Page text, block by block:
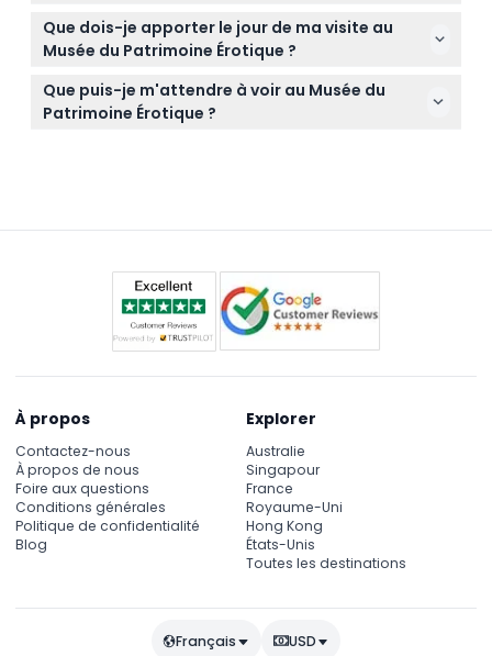
réserver.
Oui, le musée est accessible aux fauteuils roulants
afin que tout le monde puisse profiter
confortablement des expositions.
Que dois-je apporter le jour de ma visite au
Musée du Patrimoine Érotique ?
Apportez une pièce d'identité valide pour la
vérification de l'âge, des chaussures confortables
pour votre visite autonome, et souvenez-vous que
Que puis-je m'attendre à voir au Musée du
Patrimoine Érotique ?
application de visite autonome gratuite.
À propos
Contactez-nous
À propos de nous
Foire aux questions
Conditions générales
Politique de confidentialité
Blog
Explorer
Australie
Singapour
France
Royaume-Uni
Hong Kong
États-Unis
Toutes les destinations
Français USD